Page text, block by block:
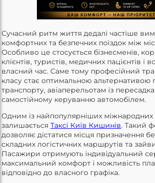
Сучасний ритм життя дедалі частіше
комфортних та безпечних поїздок між
Особливо це стосується бізнесменів,
клієнтів, туристів, медичних пацієнтів і
власний час. Саме тому професійний
класу стає оптимальною альтернативою
транспорту, авіаперельотам із
самостійному керуванню автомобілем.
Одним із найпопулярніших міжнародних
залишається Таксі Київ Кишинів. Такий
дозволяє дістатися місця призначення
складних логістичних маршрутів та
Пасажири отримують індивідуальний
максимальний комфорт і можливість
відповідно до власного графіка.